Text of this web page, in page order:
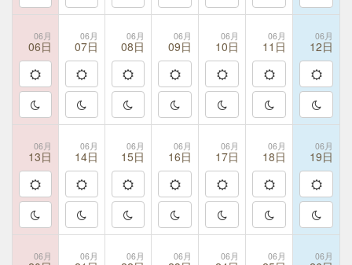
06月
06日
06月
07日
06月
08日
06月
09日
06月
10日
06月
11日
06月
12日
06月
13日
06月
14日
06月
15日
06月
16日
06月
17日
06月
18日
06月
19日
06月 06月 06月 06月 06月 06月 06月